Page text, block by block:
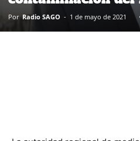
Por Radio SAGO - 1 de mayo de 2021